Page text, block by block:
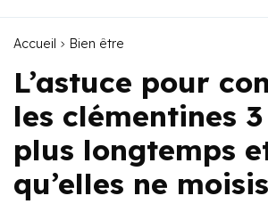
Accueil Bien être
L’astuce pour
les clémentines
plus longtemps
qu’elles ne